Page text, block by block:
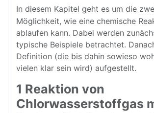
In diesem Kapitel geht es um die
Möglichkeit, wie eine chemische
ablaufen kann. Dabei werden
typische Beispiele betrachtet.
Definition (die bis dahin sowieso
vielen klar sein wird) aufgestellt.
1 Reaktion von
Chlorwasserstoffgas